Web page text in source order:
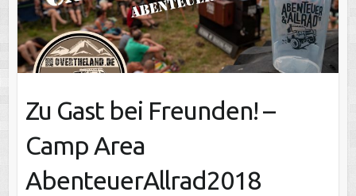
Zu Gast bei Freunden! –
Camp Area
AbenteuerAllrad2018